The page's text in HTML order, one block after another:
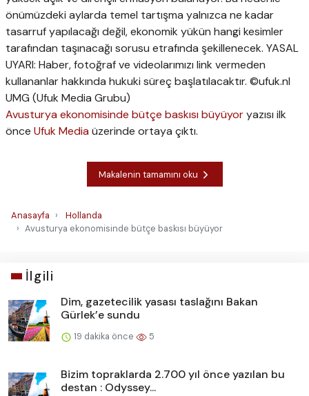
önümüzdeki aylarda temel tartışma yalnızca ne kadar
tasarruf yapılacağı değil, ekonomik yükün hangi kesimler
tarafından taşınacağı sorusu etrafında şekillenecek. YASAL
UYARI: Haber, fotoğraf ve videolarımızı link vermeden
kullananlar hakkında hukuki süreç başlatılacaktır. ©ufuk.nl
UMG (Ufuk Media Grubu)
Avusturya ekonomisinde bütçe baskısı büyüyoryazısı ilk
önce Ufuk Media üzerinde ortaya çıktı.
Makalenin tamamını oku
Anasayfa
Hollanda
Avusturya ekonomisinde bütçe baskısı büyüyor
İlgili
Dim, gazetecilik yasası taslağını Bakan
Gürlek’e sundu
19 dakika önce 5
Bizim topraklarda 2.700 yıl önce yazılan bu
destan : Odyssey...